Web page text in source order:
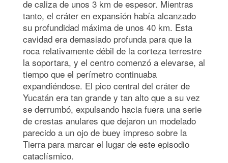
de caliza de unos 3 km de espesor. Mientras
tanto, el cráter en expansión había alcanzado
su profundidad máxima de unos 40 km. Esta
cavidad era demasiado profunda para que la
roca relativamente débil de la corteza terrestre
la soportara, y el centro comenzó a elevarse, al
tiempo que el perímetro continuaba
expandiéndose. El pico central del cráter de
Yucatán era tan grande y tan alto que a su vez
se derrumbó, expulsando hacia fuera una serie
de crestas anulares que dejaron un modelado
parecido a un ojo de buey impreso sobre la
Tierra para marcar el lugar de este episodio
cataclísmico.